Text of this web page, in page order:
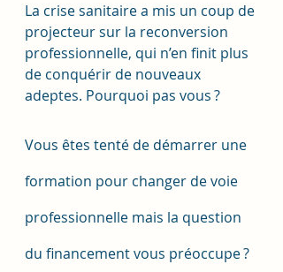
La crise sanitaire a mis un coup de
projecteur sur la reconversion
professionnelle, qui n’en finit plus
de conquérir de nouveaux
adeptes. Pourquoi pas vous ?
Vous êtes tenté de démarrer une
formation pour changer de voie
professionnelle mais la question
du financement vous préoccupe ?